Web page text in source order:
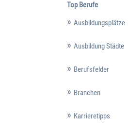
Top Berufe
Ausbildungsplätze
Ausbildung Städte
Berufsfelder
Branchen
Karrieretipps